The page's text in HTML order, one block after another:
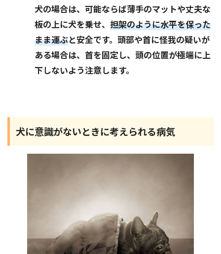
犬の場合は、可能ならば薄手のマットや丈夫な
板の上に犬を乗せ、 担架のように水平を保った
まま運ぶと安全です。頭部や首に怪我の疑いが
ある場合は、首を固定し、頭の位置が極端に上
下しないよう注意します。
犬に意識がないときに考えられる病気